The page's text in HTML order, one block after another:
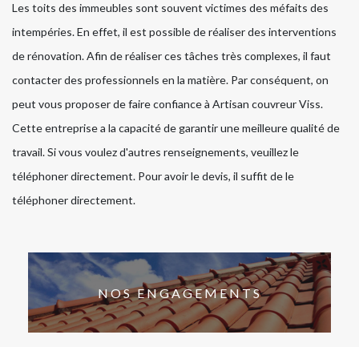
Les toits des immeubles sont souvent victimes des méfaits des
intempéries. En effet, il est possible de réaliser des interventions
de rénovation. Afin de réaliser ces tâches très complexes, il faut
contacter des professionnels en la matière. Par conséquent, on
peut vous proposer de faire confiance à Artisan couvreur Viss.
Cette entreprise a la capacité de garantir une meilleure qualité de
travail. Si vous voulez d'autres renseignements, veuillez le
téléphoner directement. Pour avoir le devis, il suffit de le
téléphoner directement.
NOS ENGAGEMENTS